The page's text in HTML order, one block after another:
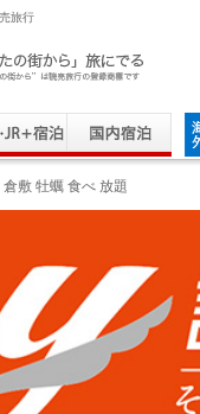
旅行
Travel Service
倉敷 牡蠣 食べ 放題